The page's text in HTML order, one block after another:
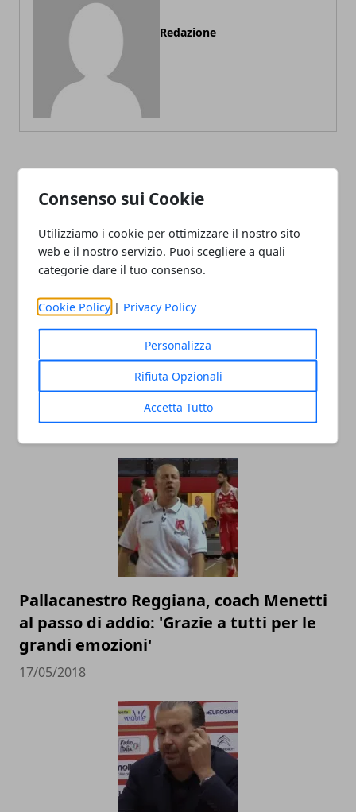
Consenso sui Cookie
Utilizziamo i cookie per ottimizzare il nostro sito
web e il nostro servizio. Puoi scegliere a quali
categorie dare il tuo consenso.
Cookie Policy | Privacy Policy
Personalizza
Rifiuta Opzionali
Accetta Tutto
Redazione
Pistoia Basket 2000: annunciato il
divorzio ufficiale da coach Vincenzo
20/05/2018
Pallacanestro Reggiana, coach Menetti
al passo di addio: 'Grazie a tutti per le
grandi emozioni'
17/05/2018